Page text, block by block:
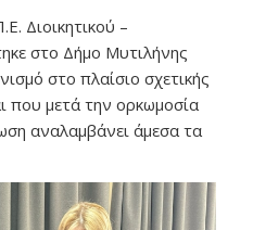
Διοικητικού –
στο Δήμο Μυτιλήνης
στο πλαίσιο σχετικής
που μετά την ορκωμοσία
αναλαμβάνει άμεσα τα